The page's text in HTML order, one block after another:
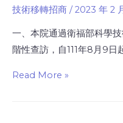
技術移轉招商 /2023 年 2
一、本院通過衛福部科學
階性查訪，自111年8月9
Read More »